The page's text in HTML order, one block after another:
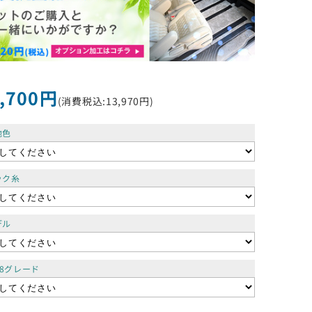
円(消費税込:13,970円)
糸
グレード